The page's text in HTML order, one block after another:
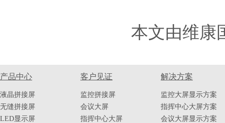
本文由维康
产品中心
液晶拼接屏
无缝拼接屏
LED显示屏
客户见证
监控拼接屏
会议大屏
指挥中心大屏
解决方案
监控大屏显示方案
指挥中心大屏方案
会议大屏显示方案